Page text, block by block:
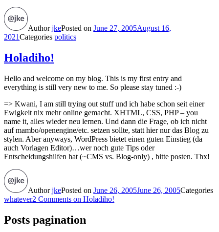
AuthorjkePosted on June 27, 2005August 16,
2021Categories politics
Holadiho!
Hello and welcome on my blog. This is my first entry and
everything is still very new to me. So please stay tuned :-)
=> Kwani, I am still trying out stuff und ich habe schon seit einer
Ewigkeit nix mehr online gemacht. XHTML, CSS, PHP – you
name it, alles wieder neu lernen. Und dann die Frage, ob ich nicht
auf mambo/openengine/etc. setzen sollte, statt hier nur das Blog zu
stylen. Aber anyways, WordPress bietet einen guten Einstieg (da
auch Vorlagen Editor)…wer noch gute Tips oder
Entscheidungshilfen hat (~CMS vs. Blog-only) , bitte posten. Thx!
AuthorjkePosted on June 26, 2005June 26, 2005Categories
whatever2 Comments on Holadiho!
Posts pagination